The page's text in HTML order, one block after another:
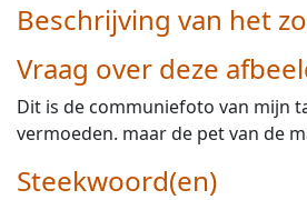
Beschrijving van het
Vraag over deze
Dit is de communiefoto van mijn
vermoeden. maar de pet van de
Steekwoord(en)